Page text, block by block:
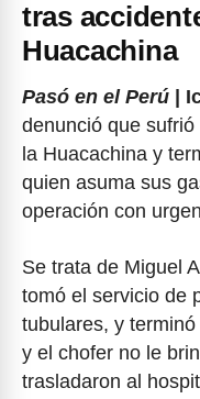
tras
Huacachina
Pasó en el Perú |
denunció que
la Huacachina y
quien asuma sus
operación con
Se trata de Miguel
tomó el servicio de
tubulares, y
y el chofer no le
trasladaron al